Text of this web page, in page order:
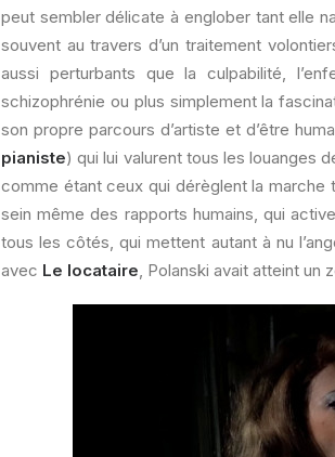
peut sembler délicate à englober tant elle
souvent au travers d’un traitement
aussi perturbants que la culpabilité,
schizophrénie ou plus simplement la
son propre parcours d’artiste et d’être
pianiste) qui lui valurent tous les louanges
comme étant ceux qui dérèglent la marche
sein même des rapports humains, qui
tous les côtés, qui mettent autant à nu
avec Le locataire, Polanski avait atteint un